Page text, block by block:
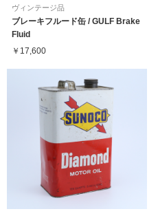
ヴィンテージ品
ブレーキフルード缶 / GULF Brake
Fluid
￥17,600